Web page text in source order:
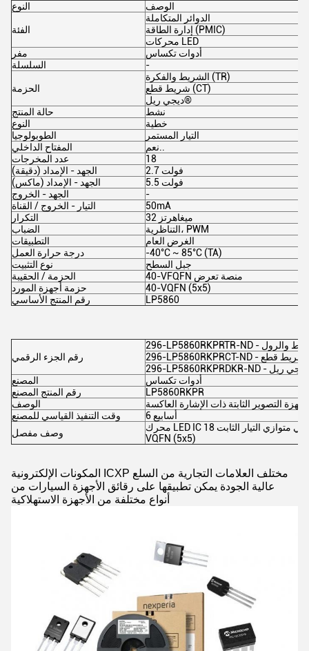
النوع الوصف
الفئة
الدوائر المتكاملة
إدارة الطاقة (PMIC)
محركات LED
مفر
أدوات تكساس
السلسلة
-
الحزمة
الشريط والفكرة (TR)
شريط قطع (CT)
ديجي ريل®
حالة المنتج
نشط
النوع
خطية
الطوبولوجيا
التيار المستمر
المفتاح الداخلي
نعم..
عدد المخرجات
18
الجهد - الإمداد (دقيقة)
2.7 فولت
الجهد - الإمداد (ماكس)
5.5 فولت
الجهد - الخروج
-
التيار - الخروج / القناة
50mA
التكرار
32 ميغاهرتز
الضباب
التناظرية، PWM
التطبيقات
الغرض العام
درجة حرارة العمل
-40°C ~ 85°C (TA)
نوع التثبيت
جبل السطح
الحزمة / الحقيبة
40-VFQFN منصة تعرض
حزمة أجهزة المورد
40-VQFN (5x5)
رقم المنتج الأساسي
LP5860
رقم الجزء الرقمي
المصنع
أدوات تكساس
رقم المنتج المصنع
LP5860RKPR
الوصف
أجهزة التصوير الثابتة ذات الإشارة العاكسة
وقت التنفيذ القياسي للمصنع
6 أسابيع
وصف مفصل
محرك LED IC 18 الخروج خطي متوازي التيار الثابت ، PWM ضبابية 50mA 40-
VQFN (5x5)
المكونات الإلكترونية ICXP مختلف العلامات التجارية من السلع
عالية الجودة يمكن تطبيقها على رقائق الأجهزة السيارات من
أنواع مختلفة من الأجهزة الاستهلاكية